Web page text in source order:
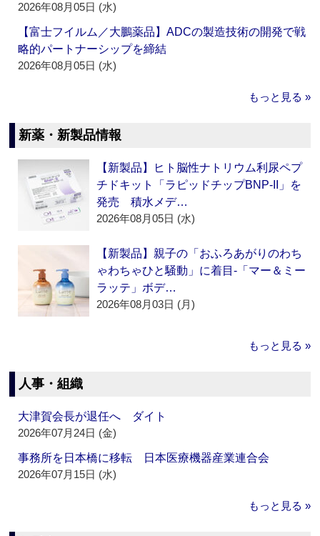
2026年08月05日 (水)
【富士フイルム／大鵬薬品】ADCの製造技術の開発で戦
略的パートナーシップを締結
2026年08月05日 (水)
もっと見る »
新薬・新製品情報
【新製品】ヒト脳性ナトリウム利尿ペプ
チドキット「ラピッドチップBNP-II」を
発売 積水メデ…
2026年08月05日 (水)
【新製品】親子の「おふろあがりのわち
ゃわちゃひと騒動」に着目‐「マー＆ミー
ラッテ」ボデ…
2026年08月03日 (月)
もっと見る »
人事・組織
大津賀会長が退任へ ダイト
2026年07月24日 (金)
事務所を日本橋に移転 日本医療機器産業連合会
2026年07月15日 (水)
もっと見る »